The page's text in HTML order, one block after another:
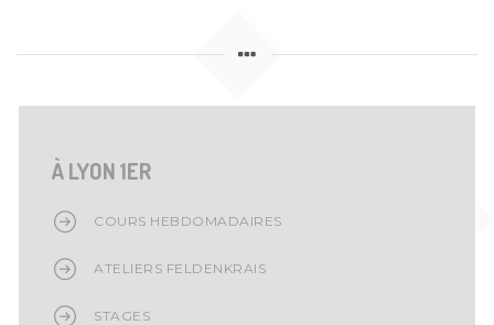
À LYON 1ER
COURS HEBDOMADAIRES
ATELIERS FELDENKRAIS
STAGES